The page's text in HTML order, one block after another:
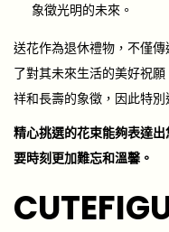
象徵光明的未來。
送花作為退休禮物，不僅
了對其未來生活的美好祝
祥和長壽的象徵，因此特
精心挑選的花束能夠表達
要時刻更加難忘和溫馨。